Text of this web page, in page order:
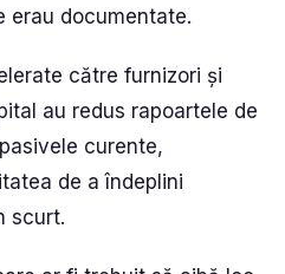
erau documentate.
către furnizori și
au redus rapoartele de
curente,
de a îndeplini
scurt.